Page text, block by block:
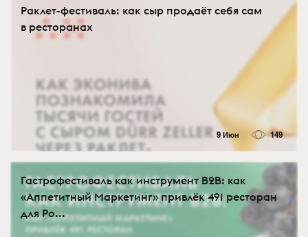
Раклет-фестиваль: как сыр продаёт себя сам
в ресторанах
9 Июн 149
Гастрофестиваль как инструмент B2B: как
«Аппетитный Маркетинг» привлёк 491 ресторан
для Ро...